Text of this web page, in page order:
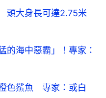
頭大身長可達2.75米
的海中惡霸」！專家：
色鯊魚 專家：或白